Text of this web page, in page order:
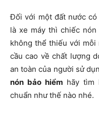
Đối với một đất nước
là xe máy thì chiếc
không thể thiếu với mỗi
cầu cao về chất lượng
an toàn của người sử
nón bảo hiểm hãy tìm
chuẩn như thế nào nhé.